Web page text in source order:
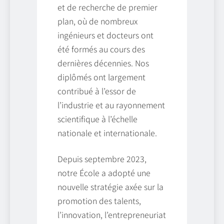
et de recherche de premier
plan, où de nombreux
ingénieurs et docteurs ont
été formés au cours des
dernières décennies. Nos
diplômés ont largement
contribué à l’essor de
l’industrie et au rayonnement
scientifique à l’échelle
nationale et internationale.
Depuis septembre 2023,
notre École a adopté une
nouvelle stratégie axée sur la
promotion des talents,
l’innovation, l’entrepreneuriat